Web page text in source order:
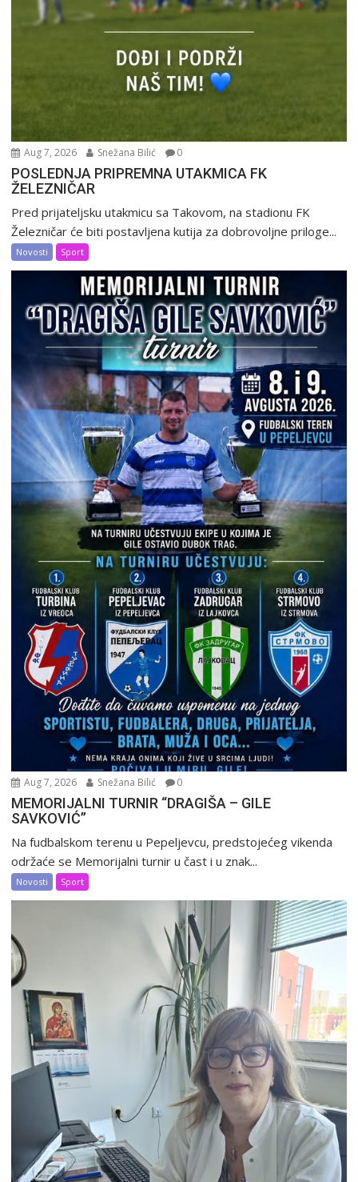
Aug 7, 2026 Snežana Bilić 0
POSLEDNJA PRIPREMNA UTAKMICA FK
ŽELEZNIČAR
Pred prijateljsku utakmicu sa Takovom, na stadionu FK
Železničar će biti postavljena kutija za dobrovoljne priloge...
Novosti Sport
Aug 7, 2026 Snežana Bilić 0
MEMORIJALNI TURNIR “DRAGIŠA – GILE
SAVKOVIĆ”
Na fudbalskom terenu u Pepeljevcu, predstojećeg vikenda
održaće se Memorijalni turnir u čast i u znak...
Novosti Sport